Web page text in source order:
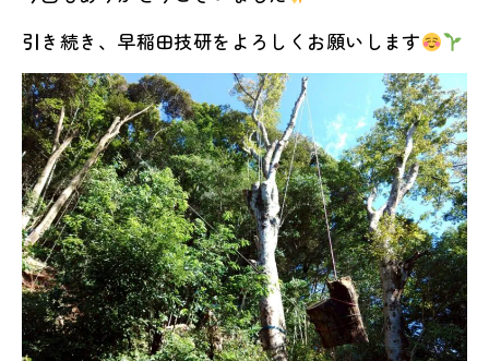
引き続き、早稲田技研をよろしくお願いします